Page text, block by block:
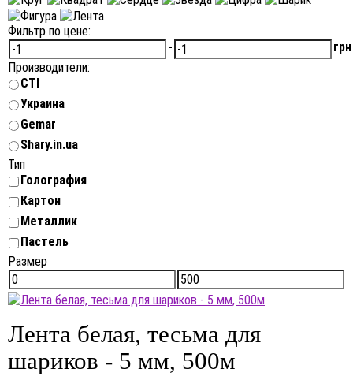
Фильтр по цене:
-
грн
Производители:
CTI
Украина
Gemar
Shary.in.ua
Тип
Голография
Картон
Металлик
Пастель
Размер
Лента белая, тесьма для
шариков - 5 мм, 500м